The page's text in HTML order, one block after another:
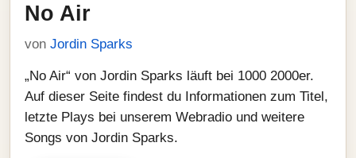
No Air
von Jordin Sparks
„No Air“ von Jordin Sparks läuft bei 1000 2000er.
Auf dieser Seite findest du Informationen zum Titel,
letzte Plays bei unserem Webradio und weitere
Songs von Jordin Sparks.